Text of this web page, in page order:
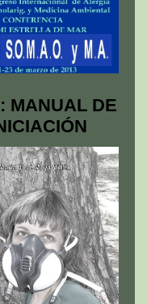
MANUAL DE